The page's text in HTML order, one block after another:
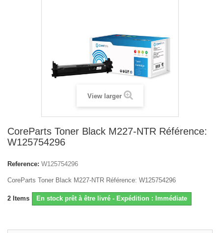
View larger
CoreParts Toner Black M227-NTR Référence:
W125754296
Reference: W125754296
CoreParts Toner Black M227-NTR Référence: W125754296
2 Items En stock prêt à être livré - Expédition : Immédiate